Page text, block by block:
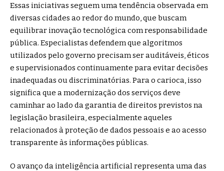
Essas iniciativas seguem uma tendência observada em
diversas cidades ao redor do mundo, que buscam
equilibrar inovação tecnológica com responsabilidade
pública. Especialistas defendem que algoritmos
utilizados pelo governo precisam ser auditáveis, éticos
e supervisionados continuamente para evitar decisões
inadequadas ou discriminatórias. Para o carioca, isso
significa que a modernização dos serviços deve
caminhar ao lado da garantia de direitos previstos na
legislação brasileira, especialmente aqueles
relacionados à proteção de dados pessoais e ao acesso
transparente às informações públicas.
O avanço da inteligência artificial representa uma das